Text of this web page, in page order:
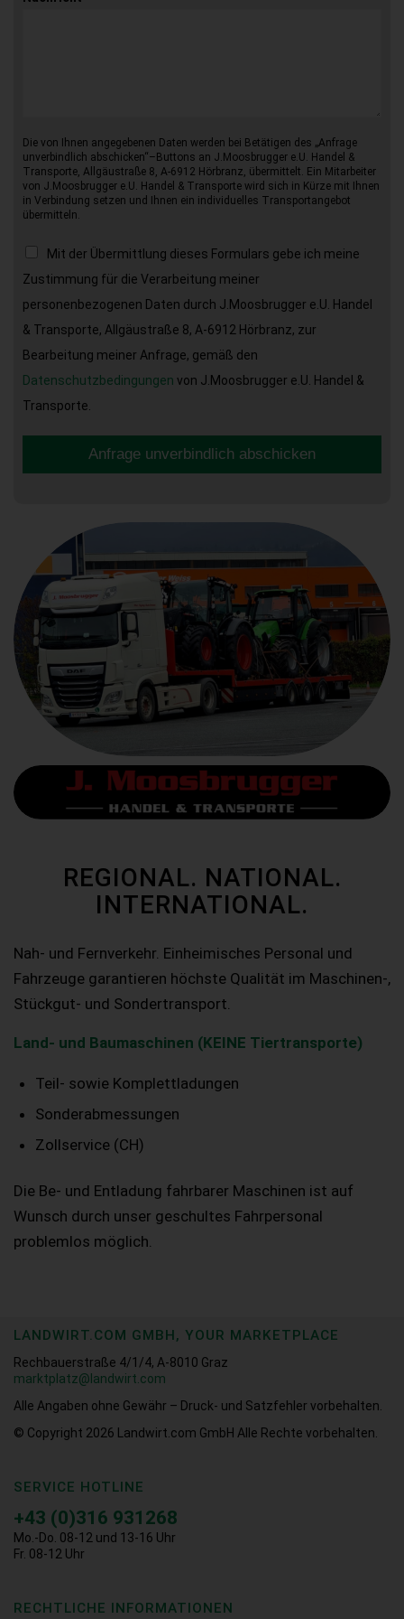
Die von Ihnen angegebenen Daten werden bei Betätigen des „Anfrage
unverbindlich abschicken“–Buttons an J.Moosbrugger e.U. Handel &
Transporte, Allgäustraße 8, A-6912 Hörbranz, übermittelt. Ein Mitarbeiter
von J.Moosbrugger e.U. Handel & Transporte wird sich in Kürze mit Ihnen
in Verbindung setzen und Ihnen ein individuelles Transportangebot
übermitteln.
Mit der Übermittlung dieses Formulars gebe ich meine
Zustimmung für die Verarbeitung meiner
personenbezogenen Daten durch J.Moosbrugger e.U. Handel
& Transporte, Allgäustraße 8, A-6912 Hörbranz, zur
Bearbeitung meiner Anfrage, gemäß den
Datenschutzbedingungen von J.Moosbrugger e.U. Handel &
Transporte.
Anfrage unverbindlich abschicken
REGIONAL. NATIONAL.
INTERNATIONAL.
Nah- und Fernverkehr. Einheimisches Personal und
Fahrzeuge garantieren höchste Qualität im Maschinen-,
Stückgut- und Sondertransport.
Land- und Baumaschinen (KEINE Tiertransporte)
Teil- sowie Komplettladungen
Sonderabmessungen
Zollservice (CH)
Die Be- und Entladung fahrbarer Maschinen ist auf
Wunsch durch unser geschultes Fahrpersonal
problemlos möglich.
LANDWIRT.COM GMBH, YOUR MARKETPLACE
Rechbauerstraße 4/1/4, A-8010 Graz
marktplatz@landwirt.com
Alle Angaben ohne Gewähr – Druck- und Satzfehler vorbehalten.
© Copyright 2026
Landwirt.com GmbH Alle Rechte vorbehalten.
SERVICE HOTLINE
+43 (0)316 931268
Mo.-Do. 08-12 und 13-16 Uhr
Fr. 08-12 Uhr
RECHTLICHE INFORMATIONEN